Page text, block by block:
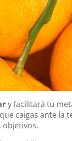
y facilitará tu
caigas ante la
objetivos.